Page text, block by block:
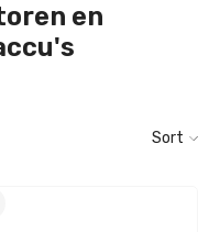
en
Sort